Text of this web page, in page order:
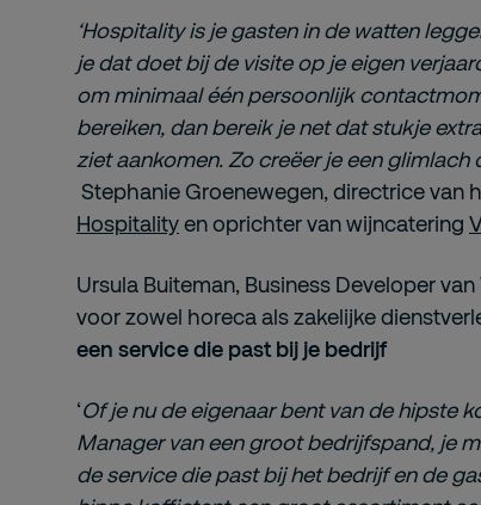
‘Hospitality is je gasten in de watten
je dat doet bij de visite op je eigen
om minimaal één persoonlijk
bereiken, dan bereik je net dat stukje
ziet aankomen. Zo creëer je een glimlach
Stephanie Groenewegen, directrice van
Hospitalityen oprichter van wijncatering
Ursula Buiteman, Business Developer
voor zowel horeca als zakelijke
een service die past bij je bedrijf
‘Of je nu de eigenaar bent van de hipste
Manager van een groot bedrijfspand, je
de service die past bij het bedrijf en de